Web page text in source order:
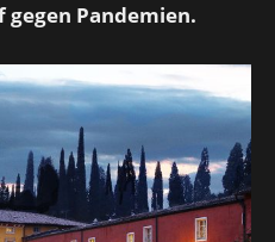
Pandemien.